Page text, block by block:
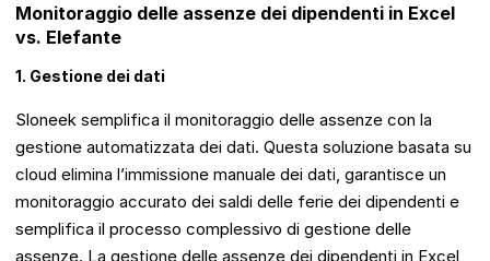
Monitoraggio delle assenze dei dipendenti in Excel
vs. Elefante
1. Gestione dei dati
Sloneek semplifica il monitoraggio delle assenze con la
gestione automatizzata dei dati. Questa soluzione basata su
cloud elimina l’immissione manuale dei dati, garantisce un
monitoraggio accurato dei saldi delle ferie dei dipendenti e
semplifica il processo complessivo di gestione delle
assenze. La gestione delle assenze dei dipendenti in Excel